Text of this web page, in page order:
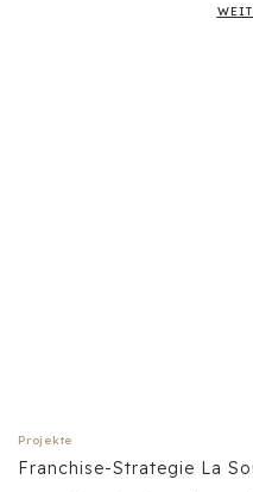
Projekte
Franchise-Strategie La